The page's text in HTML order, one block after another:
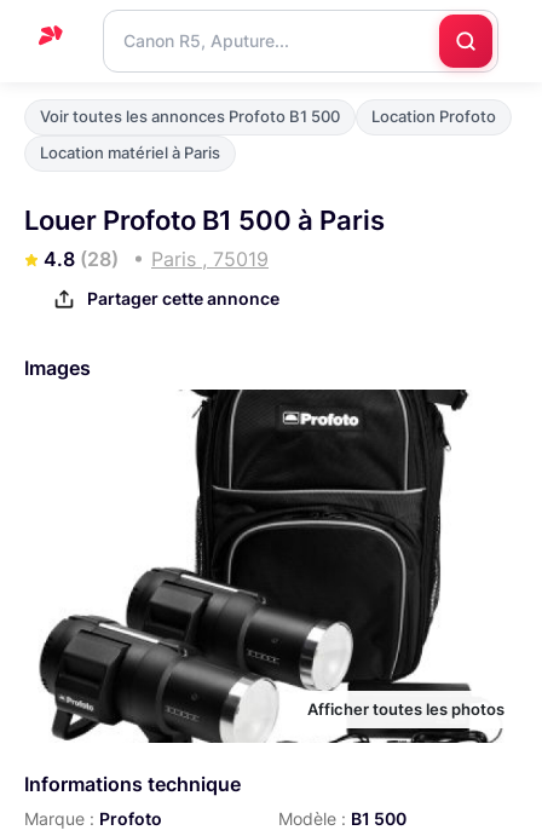
Accueil
Support
contacter
Voir toutes les annonces Profoto B1 500
Location Profoto
Location matériel à Paris
Louer Profoto B1 500 à Paris
4.8 (28) Paris , 75019
Partager cette annonce
Images
Afficher toutes les photos
Informations technique
Marque : Profoto Modèle : B1 500